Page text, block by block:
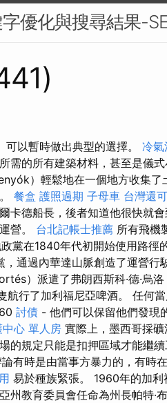
優化與搜尋結果-
以暫時做出典型的選擇。 冷氣
需的所有建築材料，甚至是儀
）輕鬆地在一個地方收集
餐盒 護照過期 子母車 台灣還
卡德船長，後者知道他很快就
營。 台北記帳士推薦 所有飛機
黨在1840年代初開始使用路徑
通過內華達山脈創造了運營行
）派遣了弗朗西斯科·德·烏
航行了加利福尼亞啤酒。 任何
討債 - 他們可以保留他們發現
中心 單人房 實際上，墨西哥採
的規定只能是扣押區域才能繼
有時是由當事方暴力的，有時
易於種族緊張。 1960年的加
州教育委員會任命為州長帕特·